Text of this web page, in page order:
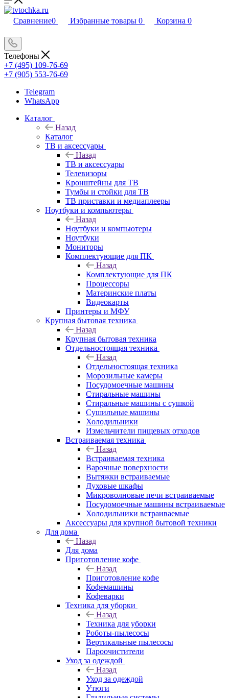
Сравнение0 Избранные товары 0 Корзина 0
Телефоны
+7 (495) 109-76-69
+7 (905) 553-76-69
Telegram
WhatsApp
Каталог
Назад
Каталог
ТВ и аксессуары
Назад
ТВ и аксессуары
Телевизоры
Кронштейны для ТВ
Тумбы и стойки для ТВ
ТВ приставки и медиаплееры
Ноутбуки и компьютеры
Назад
Ноутбуки и компьютеры
Ноутбуки
Мониторы
Комплектующие для ПК
Назад
Комплектующие для ПК
Процессоры
Материнские платы
Видеокарты
Принтеры и МФУ
Крупная бытовая техника
Назад
Крупная бытовая техника
Отдельностоящая техника
Назад
Отдельностоящая техника
Морозильные камеры
Посудомоечные машины
Стиральные машины
Стиральные машины с сушкой
Сушильные машины
Холодильники
Измельчители пищевых отходов
Встраиваемая техника
Назад
Встраиваемая техника
Варочные поверхности
Вытяжки встраиваемые
Духовые шкафы
Микроволновые печи встраиваемые
Посудомоечные машины встраиваемые
Холодильники встраиваемые
Аксессуары для крупной бытовой техники
Для дома
Назад
Для дома
Приготовление кофе
Назад
Приготовление кофе
Кофемашины
Кофеварки
Техника для уборки
Назад
Техника для уборки
Роботы-пылесосы
Вертикальные пылесосы
Пароочистители
Уход за одеждой
Назад
Уход за одеждой
Утюги